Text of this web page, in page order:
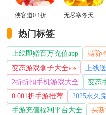
热门标签
上线即赠百万充值app
满阶
变态游戏盒子大全ios
上线
2折折扣手机游戏大全
变态
0.001折手游推荐
2025永久
手游充值福利平台大全
买